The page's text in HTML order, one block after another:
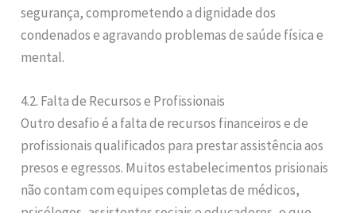
segurança, comprometendo a dignidade dos
condenados e agravando problemas de saúde física e
mental.
4.2. Falta de Recursos e Profissionais
Outro desafio é a falta de recursos financeiros e de
profissionais qualificados para prestar assistência aos
presos e egressos. Muitos estabelecimentos prisionais
não contam com equipes completas de médicos,